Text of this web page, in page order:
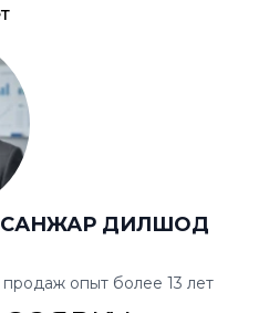
ДИЛШОД
опыт более 13 лет